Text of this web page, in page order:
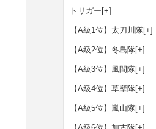
トリガー [+]
【A級1位】太刀川隊[+]
【A級2位】冬島隊[+]
【A級3位】風間隊[+]
【A級4位】草壁隊[+]
【A級5位】嵐山隊[+]